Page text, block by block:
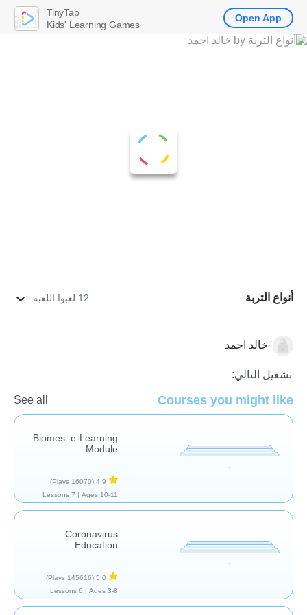
أنواع التربة 12 لعبوا اللعبة
علوم الأرض
خالد احمد
تشغيل التالي:
Courses you might like
See all
Biomes: e-Learning
Module
4,9
(16070 Plays)
Ages 10-11 |
7 Lessons
Coronavirus
Education
5,0
(145616 Plays)
Ages 3-8 |
6 Lessons
TinyTap
Kids' Learning Games
Open App